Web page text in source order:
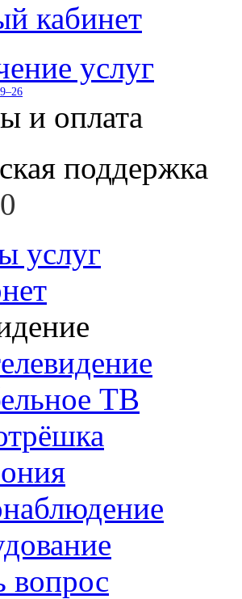
кабинет
услуг
и оплата
поддержка
услуг
ТВ
вопрос